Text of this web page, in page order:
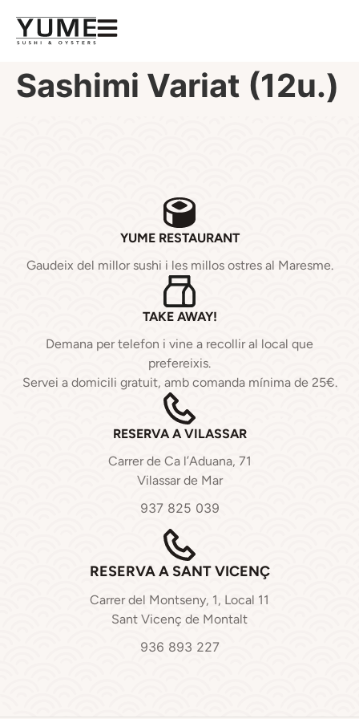
Sashimi Variat (12u.)
YUME RESTAURANT
Gaudeix del millor sushi i les millos ostres al Maresme.
TAKE AWAY!
Demana per telefon i vine a recollir al local que
prefereixis.
Servei a domicili gratuit, amb comanda mínima de 25€.
RESERVA A VILASSAR
Carrer de Ca l’Aduana, 71
Vilassar de Mar
937 825 039
RESERVA A SANT VICENÇ
Carrer del Montseny, 1, Local 11
Sant Vicenç de Montalt
936 893 227